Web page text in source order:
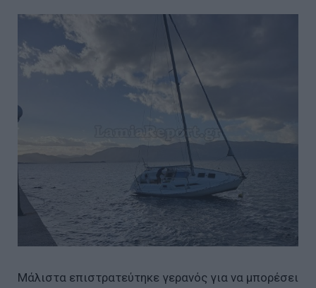
Μάλιστα επιστρατεύτηκε γερανός για να μπορέσει